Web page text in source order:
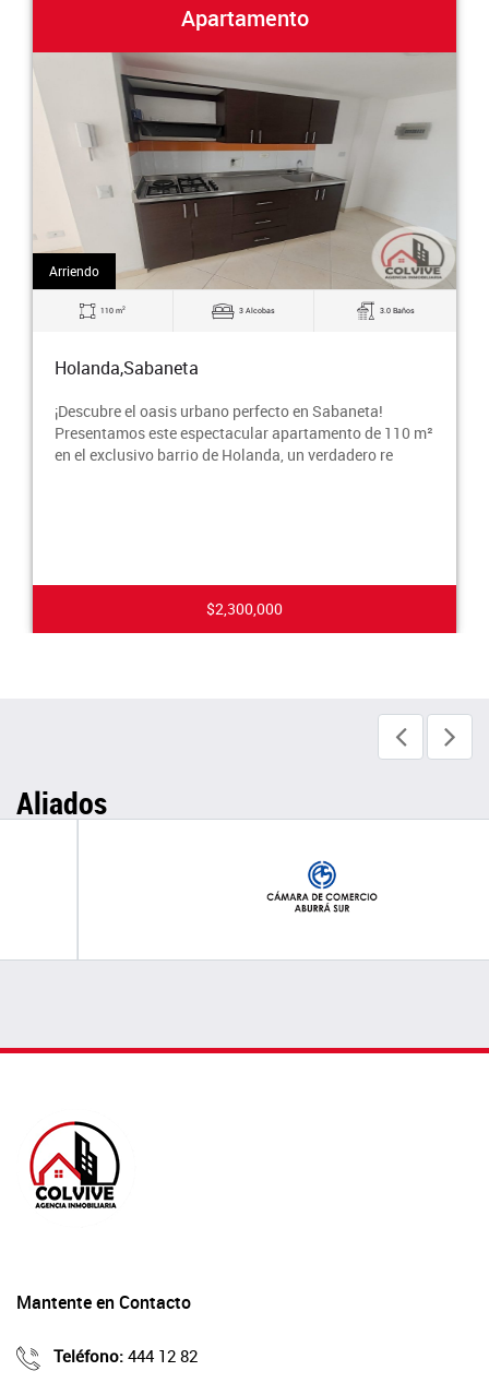
Apartamento
Arriendo
90 m2 3 Alcobas 2.0 Baños
Holanda,Sabaneta
¿Buscas un hogar que combine la tranquilidad de un
barrio residencial con la comodidad de la vida urbana?
Presentamos este espectacular apartamento en
$2,700,000
Aliados
Mantente en Contacto
Teléfono: 444 12 82